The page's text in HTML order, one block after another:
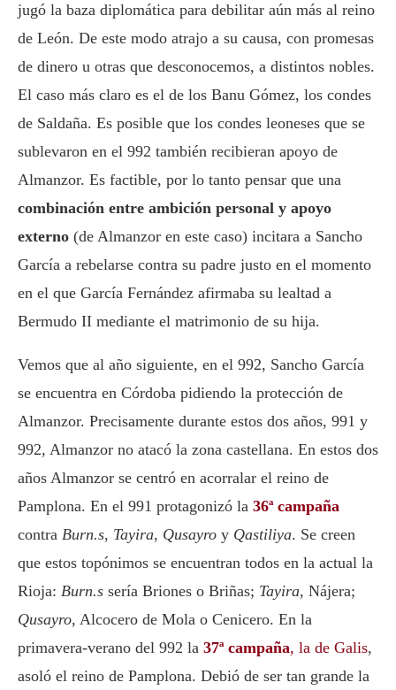
jugó la baza diplomática para debilitar aún más al reino
de León. De este modo atrajo a su causa, con promesas
de dinero u otras que desconocemos, a distintos nobles.
El caso más claro es el de los Banu Gómez, los condes
de Saldaña. Es posible que los condes leoneses que se
sublevaron en el 992 también recibieran apoyo de
Almanzor. Es factible, por lo tanto pensar que una
combinación entre ambición personal y apoyo
externo (de Almanzor en este caso) incitara a Sancho
García a rebelarse contra su padre justo en el momento
en el que García Fernández afirmaba su lealtad a
Bermudo II mediante el matrimonio de su hija.
Vemos que al año siguiente, en el 992, Sancho García
se encuentra en Córdoba pidiendo la protección de
Almanzor. Precisamente durante estos dos años, 991 y
992, Almanzor no atacó la zona castellana. En estos dos
años Almanzor se centró en acorralar el reino de
Pamplona. En el 991 protagonizó la 36ª campaña
contra Burn.s, Tayira, Qusayro y Qastiliya. Se creen
que estos topónimos se encuentran todos en la actual la
Rioja: Burn.s sería Briones o Briñas; Tayira, Nájera;
Qusayro, Alcocero de Mola o Cenicero. En la
primavera-verano del 992 la 37ª campaña, la de Galis,
asoló el reino de Pamplona. Debió de ser tan grande la